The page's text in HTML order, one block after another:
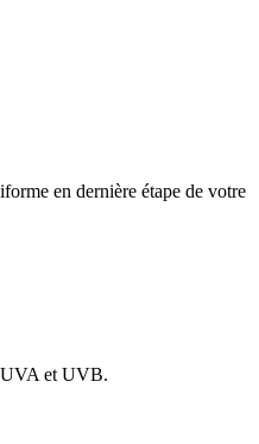
en dernière étape de votre
UVA et UVB.